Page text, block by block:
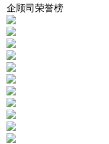
企顾司荣誉榜